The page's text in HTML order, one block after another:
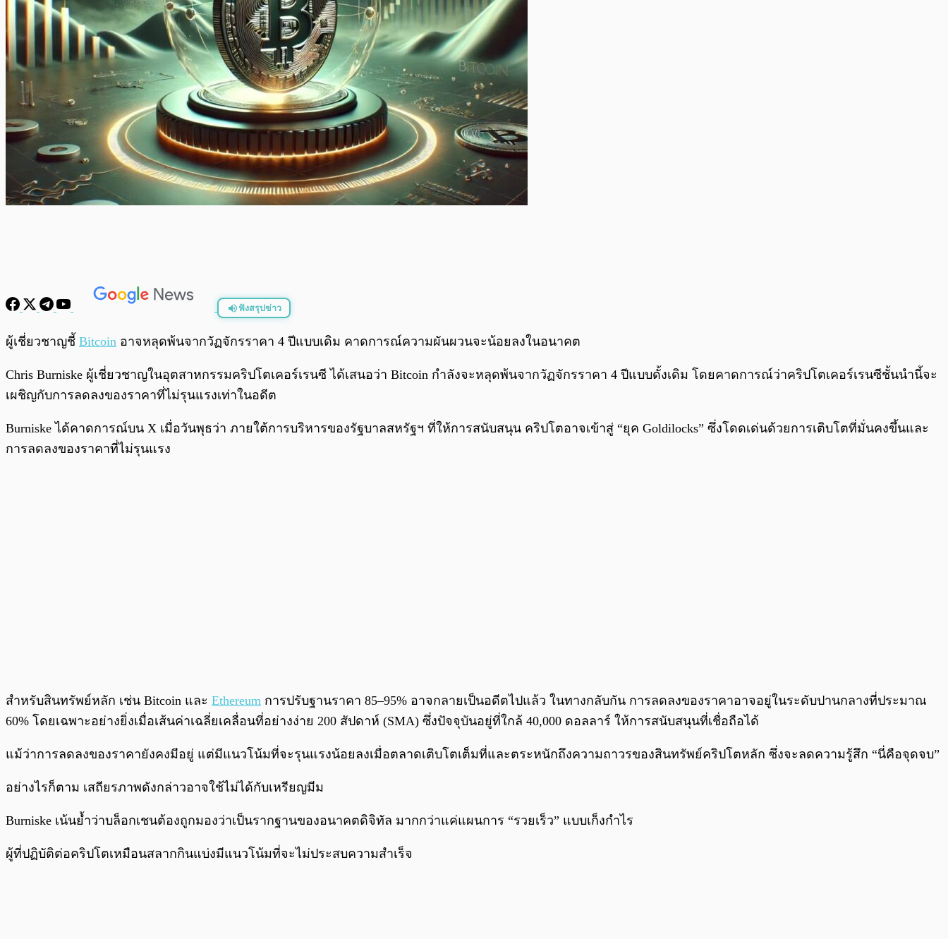
ฟังสรุปข่าว
พร้อมเล่น
ผู้เชี่ยวชาญชี้ Bitcoin อาจหลุดพ้นจากวัฏจักรราคา 4 ปีแบบเดิม คาดการณ์ความผันผวนจะน้อยลงในอนาคต
Chris Burniske ผู้เชี่ยวชาญในอุตสาหกรรมคริปโตเคอร์เรนซี ได้เสนอว่า Bitcoin กำลังจะหลุดพ้นจากวัฏจักรราคา 4 ปีแบบดั้งเดิม โดยคาดการณ์ว่าคริปโตเคอร์เรนซีชั้นนำนี้จะ
เผชิญกับการลดลงของราคาที่ไม่รุนแรงเท่าในอดีต
Burniske ได้คาดการณ์บน X เมื่อวันพุธว่า ภายใต้การบริหารของรัฐบาลสหรัฐฯ ที่ให้การสนับสนุน คริปโตอาจเข้าสู่ “ยุค Goldilocks” ซึ่งโดดเด่นด้วยการเติบโตที่มั่นคงขึ้นและ
การลดลงของราคาที่ไม่รุนแรง
สำหรับสินทรัพย์หลัก เช่น Bitcoin และ Ethereum การปรับฐานราคา 85–95% อาจกลายเป็นอดีตไปแล้ว ในทางกลับกัน การลดลงของราคาอาจอยู่ในระดับปานกลางที่ประมาณ
60% โดยเฉพาะอย่างยิ่งเมื่อเส้นค่าเฉลี่ยเคลื่อนที่อย่างง่าย 200 สัปดาห์ (SMA) ซึ่งปัจจุบันอยู่ที่ใกล้ 40,000 ดอลลาร์ ให้การสนับสนุนที่เชื่อถือได้
แม้ว่าการลดลงของราคายังคงมีอยู่ แต่มีแนวโน้มที่จะรุนแรงน้อยลงเมื่อตลาดเติบโตเต็มที่และตระหนักถึงความถาวรของสินทรัพย์คริปโตหลัก ซึ่งจะลดความรู้สึก “นี่คือจุดจบ”
อย่างไรก็ตาม เสถียรภาพดังกล่าวอาจใช้ไม่ได้กับเหรียญมีม
Burniske เน้นย้ำว่าบล็อกเชนต้องถูกมองว่าเป็นรากฐานของอนาคตดิจิทัล มากกว่าแค่แผนการ “รวยเร็ว” แบบเก็งกำไร
ผู้ที่ปฏิบัติต่อคริปโตเหมือนสลากกินแบ่งมีแนวโน้มที่จะไม่ประสบความสำเร็จ